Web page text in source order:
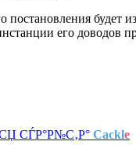
постановления
его доводов
СЃР°Р№С‚Р° Cackle